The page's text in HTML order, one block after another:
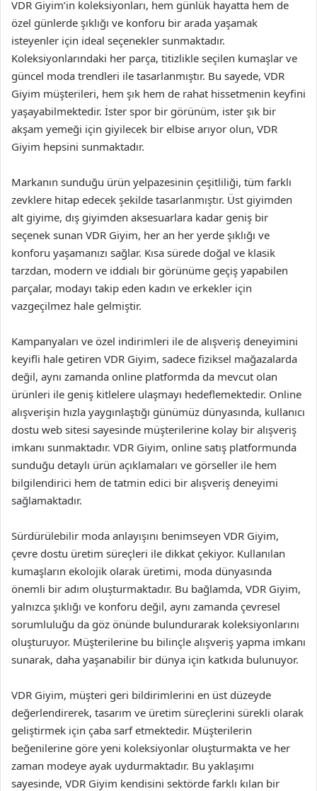
VDR Giyim’in koleksiyonları, hem günlük hayatta hem de
özel günlerde şıklığı ve konforu bir arada yaşamak
isteyenler için ideal seçenekler sunmaktadır.
Koleksiyonlarındaki her parça, titizlikle seçilen kumaşlar ve
güncel moda trendleri ile tasarlanmıştır. Bu sayede, VDR
Giyim müşterileri, hem şık hem de rahat hissetmenin keyfini
yaşayabilmektedir. İster spor bir görünüm, ister şık bir
akşam yemeği için giyilecek bir elbise arıyor olun, VDR
Giyim hepsini sunmaktadır.
Markanın sunduğu ürün yelpazesinin çeşitliliği, tüm farklı
zevklere hitap edecek şekilde tasarlanmıştır. Üst giyimden
alt giyime, dış giyimden aksesuarlara kadar geniş bir
seçenek sunan VDR Giyim, her an her yerde şıklığı ve
konforu yaşamanızı sağlar. Kısa sürede doğal ve klasik
tarzdan, modern ve iddialı bir görünüme geçiş yapabilen
parçalar, modayı takip eden kadın ve erkekler için
vazgeçilmez hale gelmiştir.
Kampanyaları ve özel indirimleri ile de alışveriş deneyimini
keyifli hale getiren VDR Giyim, sadece fiziksel mağazalarda
değil, aynı zamanda online platformda da mevcut olan
ürünleri ile geniş kitlelere ulaşmayı hedeflemektedir. Online
alışverişin hızla yaygınlaştığı günümüz dünyasında, kullanıcı
dostu web sitesi sayesinde müşterilerine kolay bir alışveriş
imkanı sunmaktadır. VDR Giyim, online satış platformunda
sunduğu detaylı ürün açıklamaları ve görseller ile hem
bilgilendirici hem de tatmin edici bir alışveriş deneyimi
sağlamaktadır.
Sürdürülebilir moda anlayışını benimseyen VDR Giyim,
çevre dostu üretim süreçleri ile dikkat çekiyor. Kullanılan
kumaşların ekolojik olarak üretimi, moda dünyasında
önemli bir adım oluşturmaktadır. Bu bağlamda, VDR Giyim,
yalnızca şıklığı ve konforu değil, aynı zamanda çevresel
sorumluluğu da göz önünde bulundurarak koleksiyonlarını
oluşturuyor. Müşterilerine bu bilinçle alışveriş yapma imkanı
sunarak, daha yaşanabilir bir dünya için katkıda bulunuyor.
VDR Giyim, müşteri geri bildirimlerini en üst düzeyde
değerlendirerek, tasarım ve üretim süreçlerini sürekli olarak
geliştirmek için çaba sarf etmektedir. Müşterilerin
beğenilerine göre yeni koleksiyonlar oluşturmakta ve her
zaman modeye ayak uydurmaktadır. Bu yaklaşımı
sayesinde, VDR Giyim kendisini sektörde farklı kılan bir